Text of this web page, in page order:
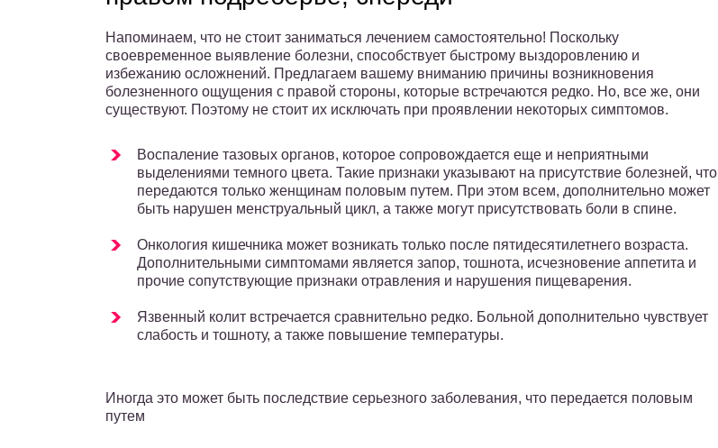
Напоминаем, что не стоит заниматься лечением самостоятельно! Поскольку
своевременное выявление болезни, способствует быстрому выздоровлению и
избежанию осложнений. Предлагаем вашему вниманию причины возникновения
болезненного ощущения с правой стороны, которые встречаются редко. Но, все же, они
существуют. Поэтому не стоит их исключать при проявлении некоторых симптомов.
Воспаление тазовых органов, которое сопровождается еще и неприятными
выделениями темного цвета. Такие признаки указывают на присутствие болезней, что
передаются только женщинам половым путем. При этом всем, дополнительно может
быть нарушен менструальный цикл, а также могут присутствовать боли в спине.
Онкология кишечника может возникать только после пятидесятилетнего возраста.
Дополнительными симптомами является запор, тошнота, исчезновение аппетита и
прочие сопутствующие признаки отравления и нарушения пищеварения.
Язвенный колит встречается сравнительно редко. Больной дополнительно чувствует
слабость и тошноту, а также повышение температуры.
Иногда это может быть последствие серьезного заболевания, что передается половым
путем